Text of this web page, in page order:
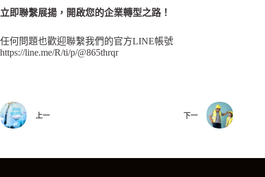
立即聯繫展揚，開啟您的企業轉型之路！
任何問題也歡迎聯繫我們的官方LINE帳號
https://line.me/R/ti/p/@865thrqr
上一 下一